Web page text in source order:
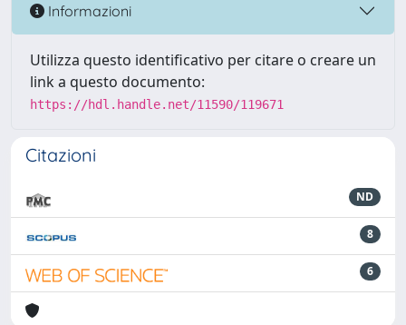
Informazioni
Utilizza questo identificativo per citare o creare un
link a questo documento:
https://hdl.handle.net/11590/119671
Citazioni
ND
8
6